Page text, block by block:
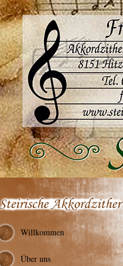
Willkommen
Über uns